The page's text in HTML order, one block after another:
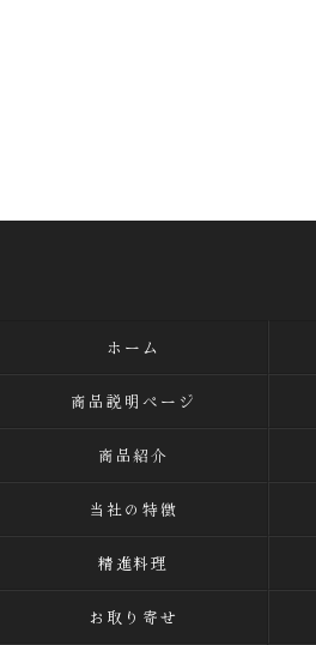
ホーム
商品説明ページ
商品紹介
当社の特徴
精進料理
お取り寄せ